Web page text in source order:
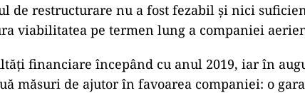
de restructurare nu a fost fezabil și nici
viabilitatea pe termen lung a companiei
financiare începând cu anul 2019, iar în
măsuri de ajutor în favoarea companiei: o